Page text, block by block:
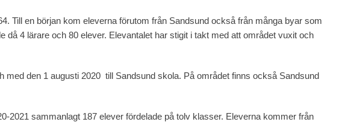
Till en början kom eleverna förutom från Sandsund också från många byar som
då 4 lärare och 80 elever. Elevantalet har stigit i takt med att området vuxit och
med den 1 augusti 2020 till Sandsund skola. På området finns också Sandsund
2021 sammanlagt 187 elever fördelade på tolv klasser. Eleverna kommer från